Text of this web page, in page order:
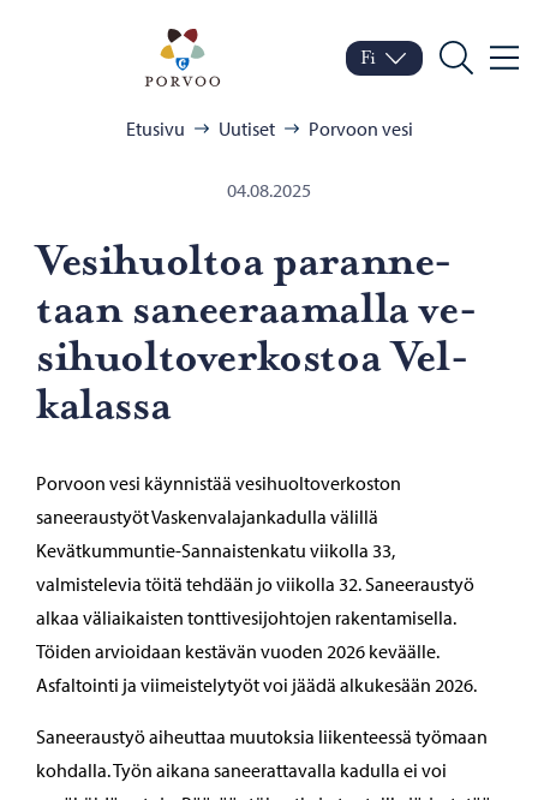
Porvoo – Siirry
Vaihda kieltä
Nykyinen kieli: Suomi
Fi
Hae
Etusivu Uutiset Porvoon vesi
04.08.2025
Ve­si­huol­toa pa­ran­ne­
taan sa­nee­raa­mal­la ve­
si­huol­to­ver­kos­toa Vel­
ka­las­sa
Porvoon vesi käynnistää vesihuoltoverkoston
saneeraustyöt Vaskenvalajankadulla välillä
Kevätkummuntie-Sannaistenkatu viikolla 33,
valmistelevia töitä tehdään jo viikolla 32. Saneeraustyö
alkaa väliaikaisten tonttivesijohtojen rakentamisella.
Töiden arvioidaan kestävän vuoden 2026 keväälle.
Asfaltointi ja viimeistelytyöt voi jäädä alkukesään 2026.
Saneeraustyö aiheuttaa muutoksia liikenteessä työmaan
kohdalla. Työn aikana saneerattavalla kadulla ei voi